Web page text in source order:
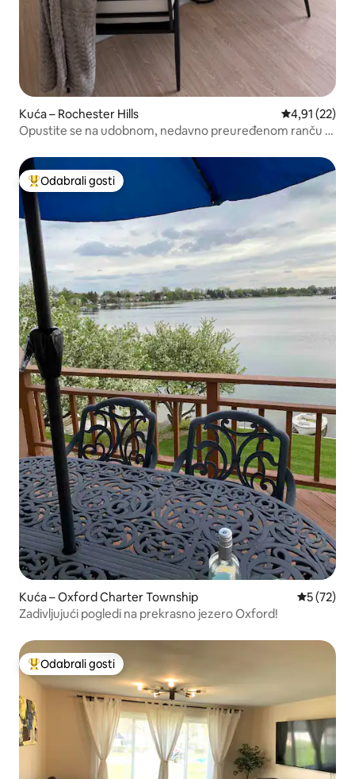
Kuća – Rochester Hills Prosječna
4,91 (22)
Opustite se na udobnom, nedavno preuređenom ranču s
Među najviše rangiranima s oznakom „Odabrali gosti”
Odabrali gosti
Kuća – Oxford Charter Township Prosječna
5 (72)
Zadivljujući pogledi na prekrasno jezero Oxford!
Među najviše rangiranima s oznakom „Odabrali gosti”
Odabrali gosti